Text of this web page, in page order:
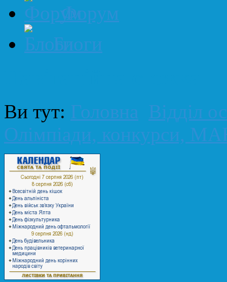
Форум
Блоги
Ви тут: Головна Відділ
Олімпіади, конкурси,